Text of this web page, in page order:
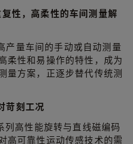
性，高柔性的车间测量解
量车间的手动或自动测量
柔性和易操作的特性，成为
量方案，正逐步替代传统测
苛刻工况
列高性能旋转与直线磁编码
高可靠性运动传感技术的需